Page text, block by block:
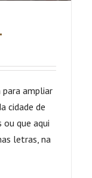
para ampliar
cidade de
que aqui
letras, na